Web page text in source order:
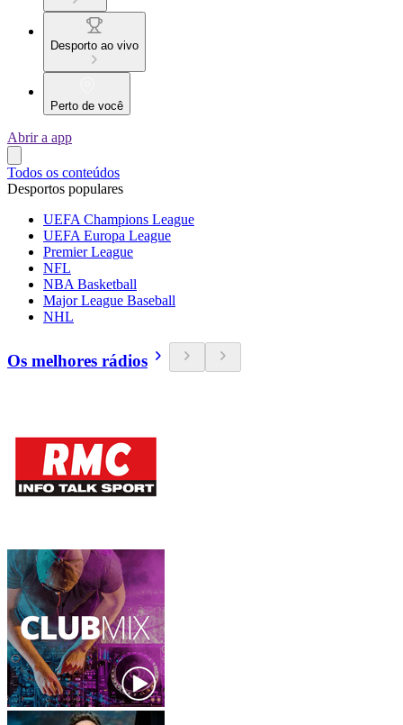
Desporto ao vivo
Perto de você
Abrir a app
Todos os conteúdos
Desportos populares
UEFA Champions League
UEFA Europa League
Premier League
NFL
NBA Basketball
Major League Baseball
NHL
Os melhores rádios